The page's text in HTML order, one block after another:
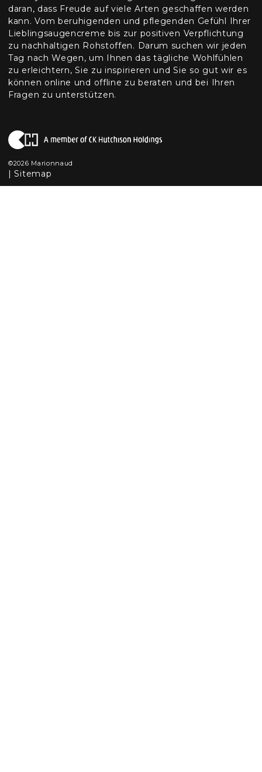
daran, dass Freude auf viele Arten geschaffen werden
kann. Vom beruhigenden und pflegenden Gefühl Ihrer
Lieblingsaugencreme bis zur positiven Verpflichtung
zu nachhaltigen Rohstoffen. Darum suchen wir jeden
Tag nach Wegen, um Ihnen das tägliche Wohlfühlen
zu erleichtern, Sie zu inspirieren und Sie so gut wir es
können online und offline zu beraten und bei Ihren
Fragen zu unterstützen.
©2026 Marionnaud
|Sitemap